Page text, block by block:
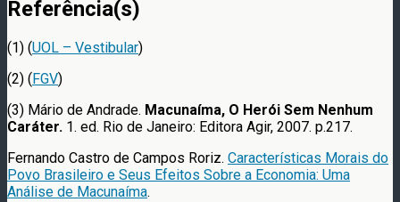
Referência(s)
(1) (UOL – Vestibular)
(2) ( FGV)
(3) Mário de Andrade. Macunaíma, O Herói Sem Nenhum
Caráter. 1. ed. Rio de Janeiro: Editora Agir, 2007. p.217.
Fernando Castro de Campos Roriz. Características Morais do
Povo Brasileiro e Seus Efeitos Sobre a Economia: Uma
Análise de Macunaíma.